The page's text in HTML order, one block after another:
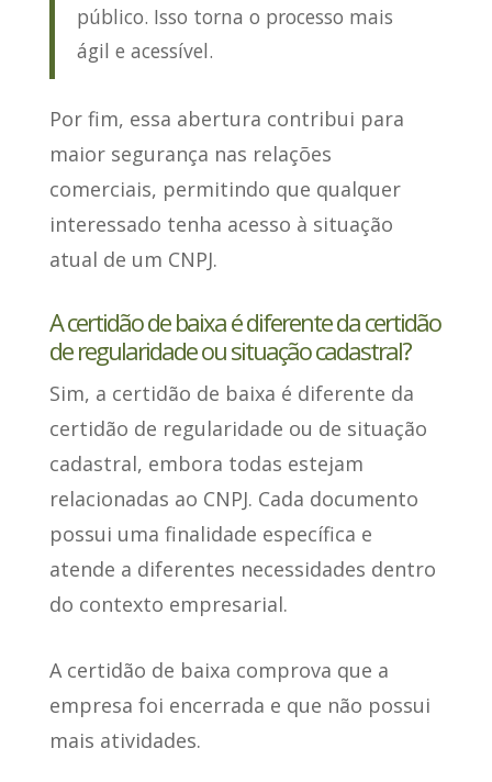
público. Isso torna o processo mais
ágil e acessível.
Por fim, essa abertura contribui para
maior segurança nas relações
comerciais, permitindo que qualquer
interessado tenha acesso à situação
atual de um CNPJ.
A certidão de baixa é diferente da certidão
de regularidade ou situação cadastral?
Sim, a certidão de baixa é diferente da
certidão de regularidade ou de situação
cadastral, embora todas estejam
relacionadas ao CNPJ. Cada documento
possui uma finalidade específica e
atende a diferentes necessidades dentro
do contexto empresarial.
A certidão de baixa comprova que a
empresa foi encerrada e que não possui
mais atividades.